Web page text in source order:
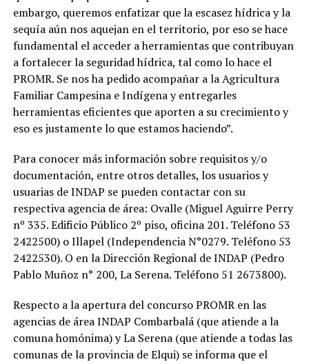
embargo, queremos enfatizar que la escasez hídrica y la
sequía aún nos aquejan en el territorio, por eso se hace
fundamental el acceder a herramientas que contribuyan
a fortalecer la seguridad hídrica, tal como lo hace el
PROMR. Se nos ha pedido acompañar a la Agricultura
Familiar Campesina e Indígena y entregarles
herramientas eficientes que aporten a su crecimiento y
eso es justamente lo que estamos haciendo”.
Para conocer más información sobre requisitos y/o
documentación, entre otros detalles, los usuarios y
usuarias de INDAP se pueden contactar con su
respectiva agencia de área: Ovalle (Miguel Aguirre Perry
nº 335. Edificio Público 2º piso, oficina 201. Teléfono 53
2422500) o Illapel (Independencia N°0279. Teléfono 53
2422530). O en la Dirección Regional de INDAP (Pedro
Pablo Muñoz n° 200, La Serena. Teléfono 51 2673800).
Respecto a la apertura del concurso PROMR en las
agencias de área INDAP Combarbalá (que atiende a la
comuna homónima) y La Serena (que atiende a todas las
comunas de la provincia de Elqui) se informa que el